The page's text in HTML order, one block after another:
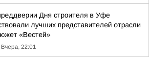
Дня строителя в Уфе
лучших представителей отрасли
«Вестей»
Вчера, 22:01